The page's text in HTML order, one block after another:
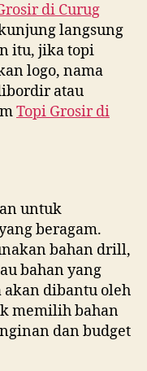
di Curug
langsung
itu, jika topi
logo, nama
atau
Topi Grosir di
untuk
beragam.
bahan drill,
bahan yang
dibantu oleh
memilih bahan
dan budget